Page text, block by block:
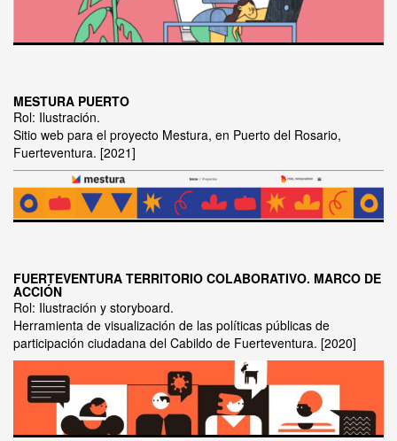
MESTURA PUERTO
Rol: Ilustración.
Sitio web para el proyecto Mestura, en Puerto del Rosario,
Fuerteventura. 2021
FUERTEVENTURA TERRITORIO COLABORATIVO. MARCO DE
ACCIÓN
Rol: Ilustración y storyboard.
Herramienta de visualización de las políticas públicas de
participación ciudadana del Cabildo de Fuerteventura. 2020